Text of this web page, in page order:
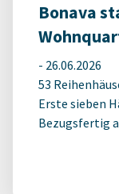
Bonava
- 26.06.2026
53
Erste sieben
Bezugsfertig